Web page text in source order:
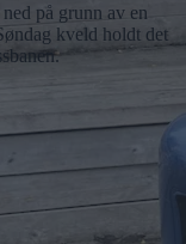
på grunn av en
kveld holdt det